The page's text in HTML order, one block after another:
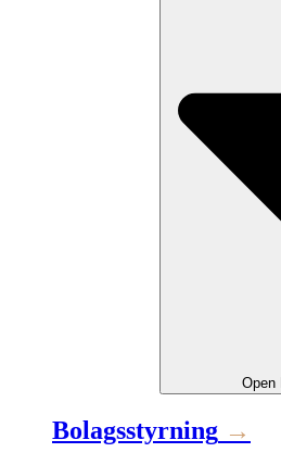
Open
Bolagsstyrning →